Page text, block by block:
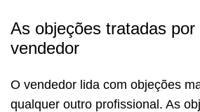
As objeções tratadas
vendedor
O vendedor lida com objeções
qualquer outro profissional. As